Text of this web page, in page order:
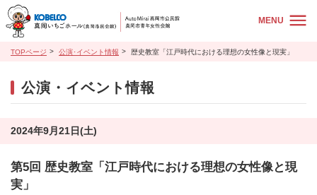
MENU
TOPページ 公演･イベント情報 歴史教室「江戸時代における理想の女性像と現実」
公演・イベント情報
2024年9月21日(土)
第5回 歴史教室「江戸時代における理想の女性像と現
実」